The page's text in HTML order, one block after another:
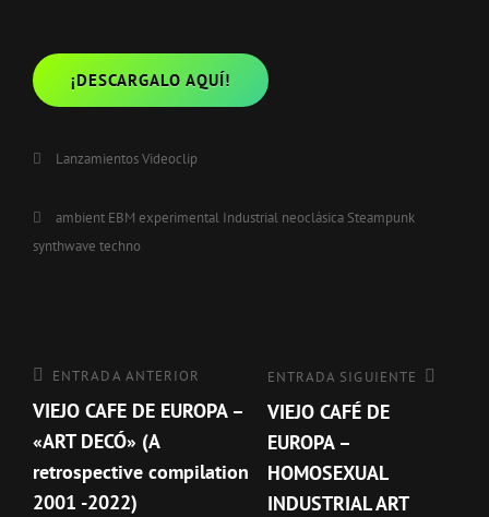
¡DESCARGALO AQUÍ!
Categorías
LanzamientosVideoclip
Etiquetas,
ambient EBM experimental Industrial neoclásica Steampunk
synthwave techno
entradas
Entrada
anterior
ENTRADA ANTERIOR
VIEJO CAFE DE EUROPA –
«ART DECÓ» (A
retrospective compilation
2001 -2022)
Entrada
siguiente
ENTRADA SIGUIENTE
VIEJO CAFÉ DE
EUROPA –
HOMOSEXUAL
INDUSTRIAL ART